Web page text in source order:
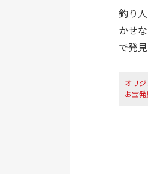
釣り
かせ
で発
オリ
お宝発